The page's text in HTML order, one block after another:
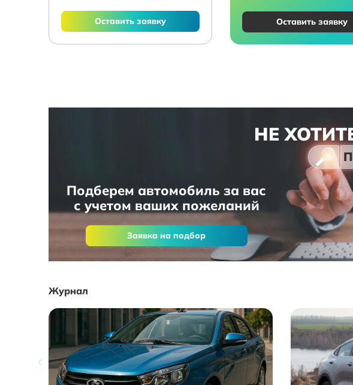
Оставить заявку Оставить заявку
НЕ
Подберем автомобиль за вас
с учетом ваших пожеланий
Заявка на подбор
Журнал